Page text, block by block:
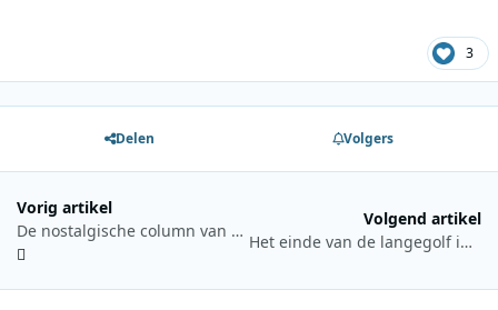
3
Delen Volgers
Vorig artikel
De nostalgische column van Hans Knot 23 mei 2026: ‘De week van’
Volgend artikel
Het einde van de langegolf in Europa nadert zijn voltooiing